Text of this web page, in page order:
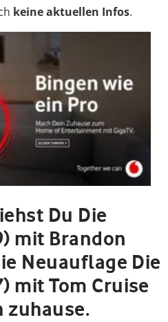
keine aktuellen Infos.
Du Die
mit Brandon
Neuauflage Die
mit Tom Cruise
zuhause.